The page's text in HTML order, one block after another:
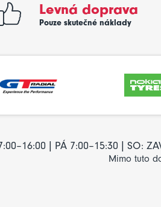
Levná doprava
Pouze skutečné náklady
| PÁ 7:00–15:30 | SO:
Mimo tuto